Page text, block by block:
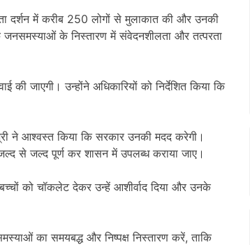
दर्शन में करीब 250 लोगों से मुलाकात की और उनकी
जनसमस्याओं के निस्तारण में संवेदनशीलता और तत्परता
जाएगी। उन्होंने अधिकारियों को निर्देशित किया कि
ने आश्वस्त किया कि सरकार उनकी मदद करेगी।
से जल्द पूर्ण कर शासन में उपलब्ध कराया जाए।
को चॉकलेट देकर उन्हें आशीर्वाद दिया और उनके
का समयबद्ध और निष्पक्ष निस्तारण करें, ताकि